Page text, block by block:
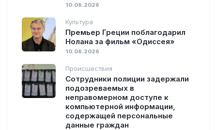
10.08.2026
Культура
Премьер Греции поблагодарил
Нолана за фильм «Одиссея»
10.08.2026
Происшествия
Сотрудники полиции задержали
подозреваемых в
неправомерном доступе к
компьютерной информации,
содержащей персональные
данные граждан